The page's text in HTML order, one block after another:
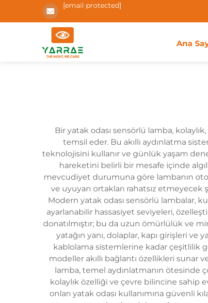
[email protected]
Ana
Bir yatak odası sensörlü lamba,
temsil eder. Bu akıllı aydınlatma
teknolojisini kullanır ve günlük yaşam
hareketini belirli bir mesafe içinde
mevcudiyet durumuna göre lambanın
ve uyuyan ortakları rahatsız
Modern yatak odası sensörlü lambalar,
ayarlanabilir hassasiyet seviyeleri,
donatılmıştır; bu da uzun ömürlülük ve
yatağın yanı, dolaplar, kapı girişleri
kablolama sistemlerine kadar çeşitlilik
modeller akıllı bağlantı özellikleri sunar
lamba, temel aydınlatmanın ötesinde
kolaylık özelliği ve çevre bilincine sahip
onları yatak odası kullanımına güvenli